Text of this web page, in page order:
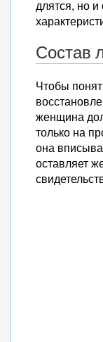
длятся, но и
Состав
Чтобы
женщина
только на
она
оставляет